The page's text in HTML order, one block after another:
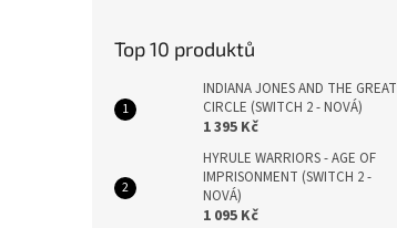
Top 10 produktů
INDIANA JONES AND THE GREAT
CIRCLE (SWITCH 2 - NOVÁ)
1 395 Kč
HYRULE WARRIORS - AGE OF
IMPRISONMENT (SWITCH 2 -
NOVÁ)
1 095 Kč